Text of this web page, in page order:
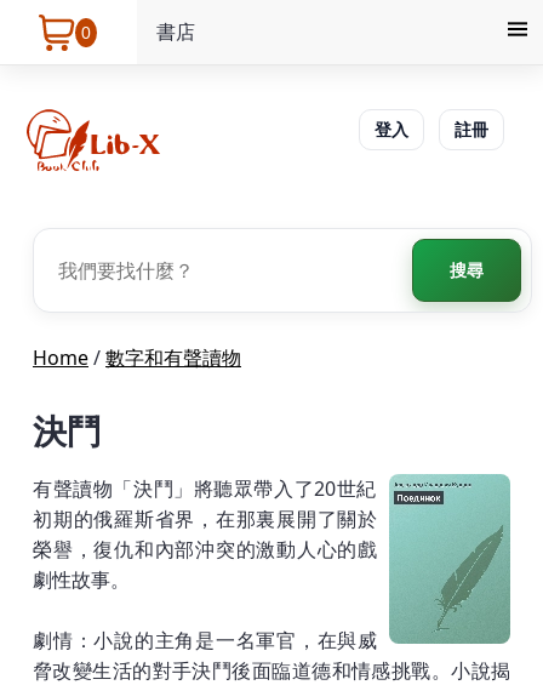
0 書店
登入 註冊
搜尋
Home/數字和有聲讀物
決鬥
有聲讀物「決鬥」將聽眾帶入了20世紀
初期的俄羅斯省界，在那裏展開了關於
榮譽，復仇和內部沖突的激動人心的戲
劇性故事。
劇情：小說的主角是一名軍官，在與威
脅改變生活的對手決鬥後面臨道德和情感挑戰。小說揭